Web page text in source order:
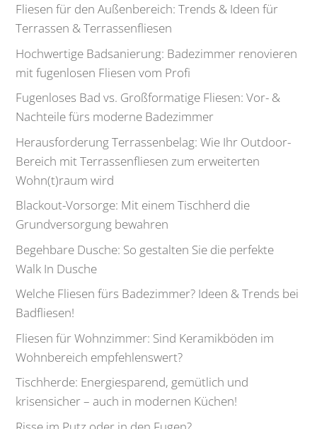
Fliesen für den Außenbereich: Trends & Ideen für
Terrassen & Terrassenfliesen
Hochwertige Badsanierung: Badezimmer renovieren
mit fugenlosen Fliesen vom Profi
Fugenloses Bad vs. Großformatige Fliesen: Vor- &
Nachteile fürs moderne Badezimmer
Herausforderung Terrassenbelag: Wie Ihr Outdoor-
Bereich mit Terrassenfliesen zum erweiterten
Wohn(t)raum wird
Blackout-Vorsorge: Mit einem Tischherd die
Grundversorgung bewahren
Begehbare Dusche: So gestalten Sie die perfekte
Walk In Dusche
Welche Fliesen fürs Badezimmer? Ideen & Trends bei
Badfliesen!
Fliesen für Wohnzimmer: Sind Keramikböden im
Wohnbereich empfehlenswert?
Tischherde: Energiesparend, gemütlich und
krisensicher – auch in modernen Küchen!